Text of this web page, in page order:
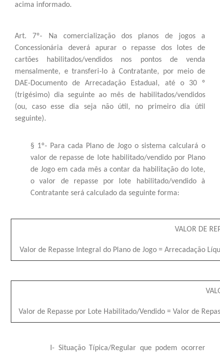
acima informado.
Art. 7º- Na comercialização dos planos de jogos a
Concessionária deverá apurar o repasse dos lotes de
cartões habilitados/vendidos nos pontos de venda
mensalmente, e transferi-lo à Contratante, por meio de
DAE-Documento de Arrecadação Estadual, até o 30 º
(trigésimo) dia seguinte ao mês de habilitados/vendidos
(ou, caso esse dia seja não útil, no primeiro dia útil
seguinte).
§ 1º- Para cada Plano de Jogo o sistema calculará o
valor de repasse de lote habilitado/vendido por Plano
de Jogo em cada mês a contar da habilitação do lote,
o valor de repasse por lote habilitado/vendido à
Contratante será calculado da seguinte forma:
VALOR DE
Valor de Repasse Integral do Plano de Jogo = Arrecadação
Valor de Repasse por Lote Habilitado/Vendido = Valor de
I- Situação Típica/Regular que podem ocorrer